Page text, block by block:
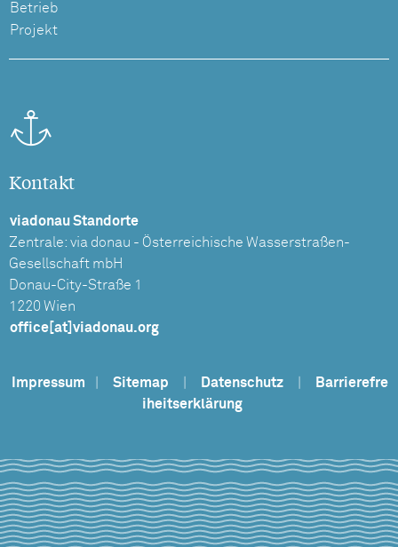
Betrieb
Projekt
Kontakt
viadonau Standorte
Zentrale: via donau - Österreichische Wasserstraßen-
Gesellschaft mbH
Donau-City-Straße 1
1220 Wien
office[at]viadonau.org
Impressum Sitemap Datenschutz
Barrierefre
iheitserklärung